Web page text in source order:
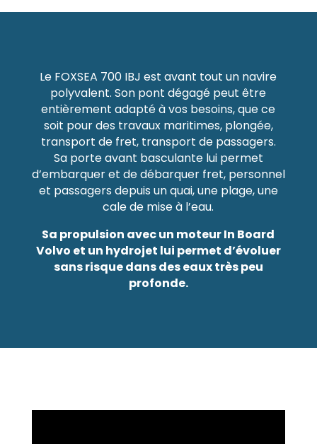
Le FOXSEA 700 IBJ est avant tout un navire
polyvalent. Son pont dégagé peut être
entièrement adapté à vos besoins, que ce
soit pour des travaux maritimes, plongée,
transport de fret, transport de passagers.
Sa porte avant basculante lui permet
d’embarquer et de débarquer fret, personnel
et passagers depuis un quai, une plage, une
cale de mise à l’eau.
Sa propulsion avec un moteur In Board
Volvo et un hydrojet lui permet d’évoluer
sans risque dans des eaux très peu
profonde.